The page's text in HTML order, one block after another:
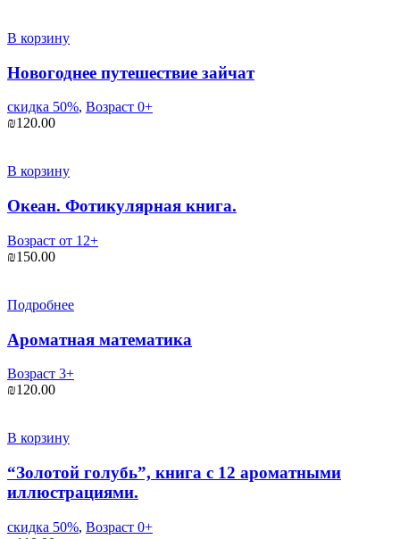
В корзину
Новогоднее путешествие зайчат
скидка 50%, Возраст 0+
₪120.00
В корзину
Океан. Фотикулярная книга.
Возраст от 12+
₪150.00
Подробнее
Ароматная математика
Возраст 3+
₪120.00
В корзину
“Золотой голубь”, книга c 12 ароматными
иллюстрациями.
скидка 50%, Возраст 0+